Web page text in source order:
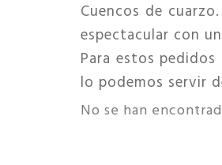
Cuencos de
espectacular con
Para estos
lo podemos servir
No se han